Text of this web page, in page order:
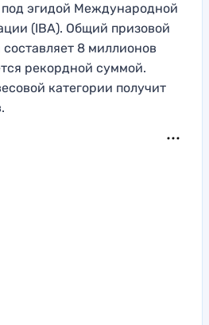
эгидой Международной
(IBA). Общий призовой
8 миллионов
рекордной суммой.
категории получит